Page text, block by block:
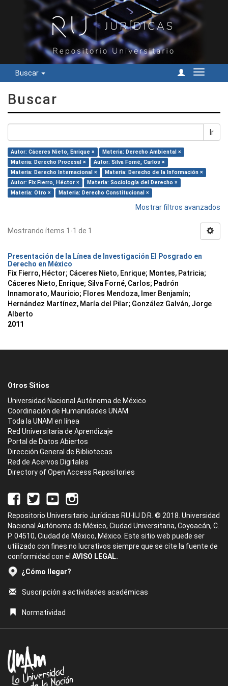
Buscar
Cambiar
Buscar
Ir
Autor: Cáceres Nieto, Enrique ×
Materia: Derecho Ambiental ×
Materia: Derecho Procesal ×
Autor: Silva Forné, Carlos ×
Materia: Derecho Internacional ×
Materia: Derecho de la Información ×
Autor: Fix Fierro, Héctor ×
Materia: Sociología del Derecho ×
Materia: Otro ×
Materia: Derecho Constitucional ×
Mostrar filtros avanzados
Mostrando ítems 1-1 de 1
Presentación de la Línea de Investigación El Posgrado en
Derecho en México
Fix Fierro, Héctor; Cáceres Nieto, Enrique; Montes, Patricia;
Cáceres Nieto, Enrique; Silva Forné, Carlos; Padrón
Innamorato, Mauricio; Flores Mendoza, Imer Benjamín;
Hernández Martínez, María del Pilar; González Galván, Jorge
Alberto
2011
Otros Sitios
Universidad Nacional Autónoma de México
Coordinación de Humanidades UNAM
Toda la UNAM en línea
Red Universitaria de Aprendizaje
Portal de Datos Abiertos
Dirección General de Bibliotecas
Red de Acervos Digitales
Directory of Open Access Repositories
Repositorio Universitario Jurídicas RU-IIJ D.R. © 2018. Universidad
Nacional Autónoma de México, Ciudad Universitaria, Coyoacán, C.
P. 04510, Ciudad de México, México. Este sitio web puede ser
utilizado con fines no lucrativos siempre que se cite la fuente de
conformidad con el AVISO LEGAL.
¿Cómo llegar?
Suscripción a actividades académicas
Normatividad